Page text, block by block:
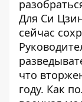
Для Си
сейчас
что
году. Как